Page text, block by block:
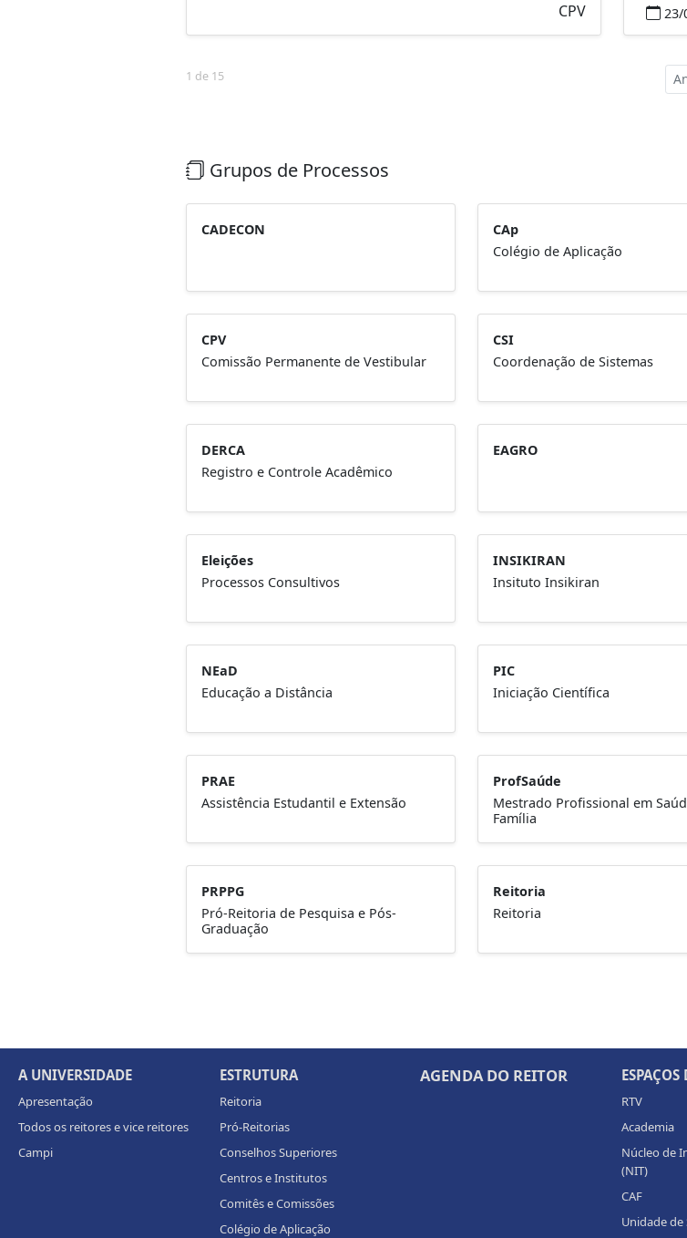
CPV 23/
1 de 15
Grupos de Processos
CADECON
CAp
Colégio de Aplicação
CPV
Comissão Permanente de Vestibular
CSI
Coordenação de Sistemas
DERCA
Registro e Controle Acadêmico
EAGRO
Eleições
Processos Consultivos
INSIKIRAN
Insituto Insikiran
NEaD
Educação a Distância
PIC
Iniciação Científica
PRAE
Assistência Estudantil e Extensão
ProfSaúde
Mestrado Profissional em
Família
PRPPG
Pró-Reitoria de Pesquisa e Pós-
Graduação
Reitoria
Reitoria
A UNIVERSIDADE
Apresentação
Todos os reitores e vice reitores
Campi
ESTRUTURA
Reitoria
Pró-Reitorias
Conselhos Superiores
Centros e Institutos
Comitês e Comissões
Colégio de Aplicação
AGENDA DO REITOR ESPAÇOS
RTV
Academia
Núcleo de
(NIT)
CAF
Unidade de